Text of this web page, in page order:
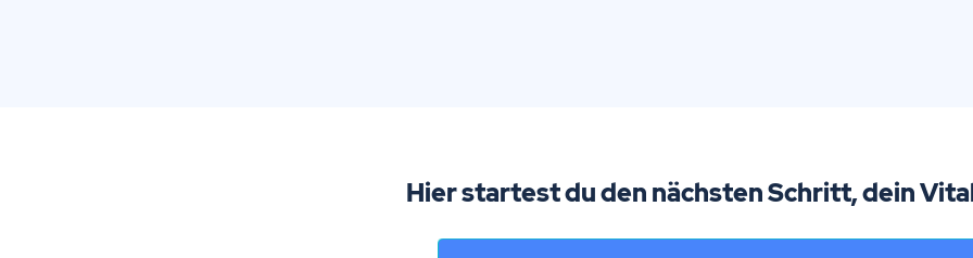
Hier startest du den nächsten Schritt, dein